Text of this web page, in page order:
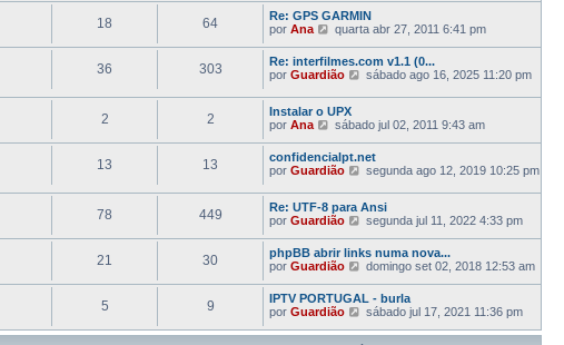
j
a
a
ú
l
m
M
e
n
s
g
e
m
18 64
Re: GPS GARMIN
por Ana
V
j
a
a
ú
l
m
a
M
s
a
g
e
m
quarta abr 27, 2011 6:41 pm
36 303
Re: interfilmes.com v1.1 (0...
por Guardião
V
j
a
ú
l
m
a
M
n
s
a
g
e
m
sábado ago 16, 2025 11:20 pm
2 2
Instalar o UPX
por Ana
V
j
a
a
ú
l
t
m
a
M
e
n
s
g
sábado jul 02, 2011 9:43 am
13 13
confidencialpt.net
por Guardião
V
j
a
a
ú
l
m
a
M
e
n
segunda ago 12, 2019 10:25 pm
78 449
Re: UTF-8 para Ansi
por Guardião
V
j
a
a
ú
l
m
segunda jul 11, 2022 4:33 pm
21 30
phpBB abrir links numa nova...
por Guardião
V
j
a
a
ú
domingo set 02, 2018 12:53 am
5 9
IPTV PORTUGAL - burla
por Guardião
V
j
sábado jul 17, 2021 11:36 pm